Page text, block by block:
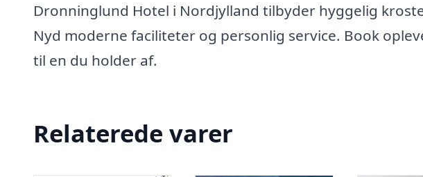
Dronninglund Hotel i Nordjylland tilbyder hyggelig
Nyd moderne faciliteter og personlig service. Book
til en du holder af.
Relaterede varer